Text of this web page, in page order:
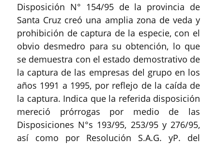
Disposición N° 154/95 de la provincia de
Santa Cruz creó una amplia zona de veda y
prohibición de captura de la especie, con el
obvio desmedro para su obtención, lo que
se demuestra con el estado demostrativo de
la captura de las empresas del grupo en los
años 1991 a 1995, por reflejo de la caída de
la captura. Indica que la referida disposición
mereció prórrogas por medio de las
Disposiciones N°s 193/95, 253/95 y 276/95,
así como por Resolución S.A.G. yP. del